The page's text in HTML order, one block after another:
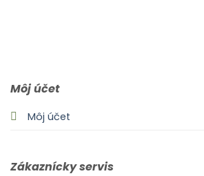
Môj účet
Môj účet
Zákaznícky servis